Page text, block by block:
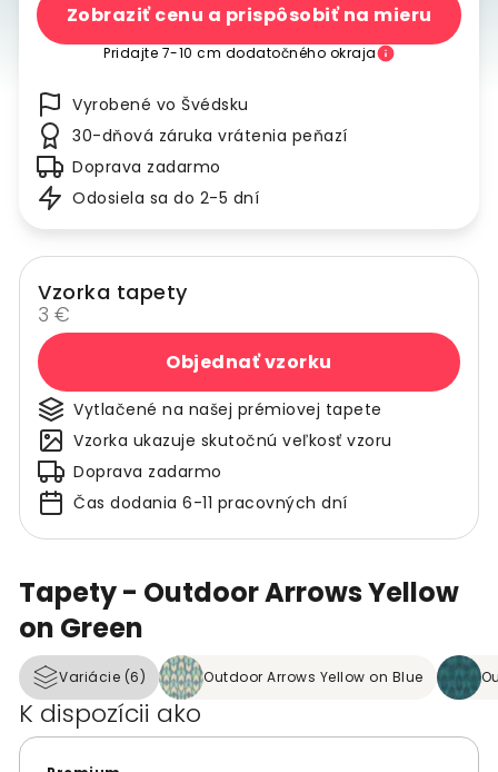
Tapety - Outdoor Arrows Yellow
on Green
Variácie (6) Outdoor Arrows Yellow on Blue
K dispozícii ako
Zobraziť cenu a prispôsobiť na mieru
Pridajte 7-10 cm dodatočného okraja
Vyrobené vo Švédsku
30-dňová záruka vrátenia peňazí
Doprava zadarmo
Odosiela sa do 2-5 dní
Vzorka tapety
3 €
Objednať vzorku
Vytlačené na našej prémiovej tapete
Vzorka ukazuje skutočnú veľkosť vzoru
Doprava zadarmo
Čas dodania 6-11 pracovných dní